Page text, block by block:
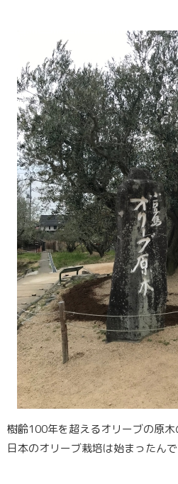
樹齢100年を超えるオリーブの原
日本のオリーブ栽培は始まったんで